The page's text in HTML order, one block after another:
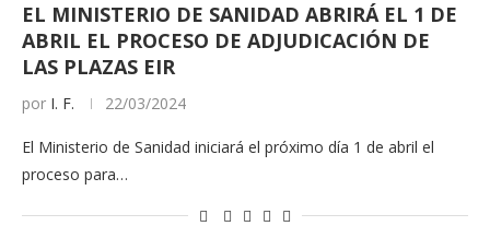
EL MINISTERIO DE SANIDAD ABRIRÁ EL 1 DE
ABRIL EL PROCESO DE ADJUDICACIÓN DE
LAS PLAZAS EIR
por I. F. 22/03/2024
El Ministerio de Sanidad iniciará el próximo día 1 de abril el
proceso para…